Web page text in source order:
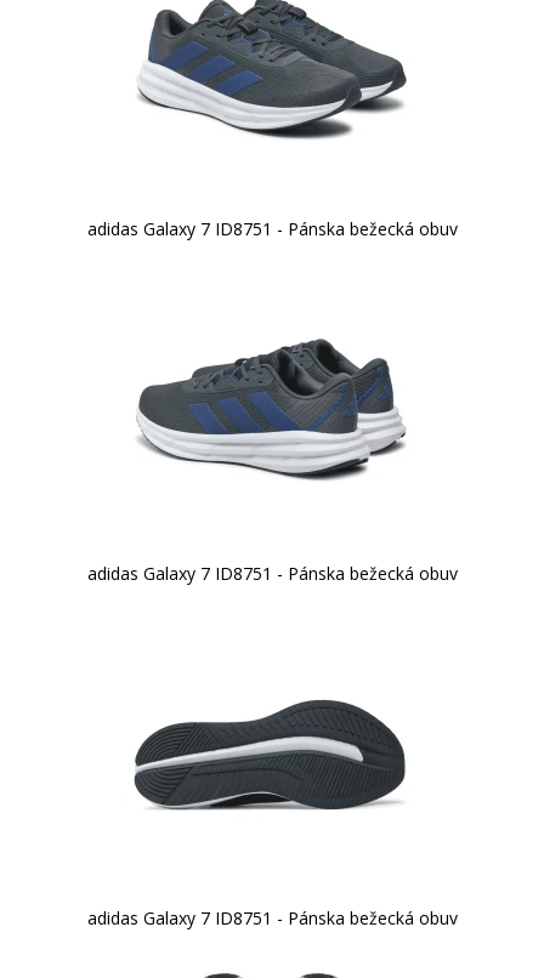
adidas Galaxy 7 ID8751 - Pánska bežecká obuv
adidas Galaxy 7 ID8751 - Pánska bežecká obuv
adidas Galaxy 7 ID8751 - Pánska bežecká obuv